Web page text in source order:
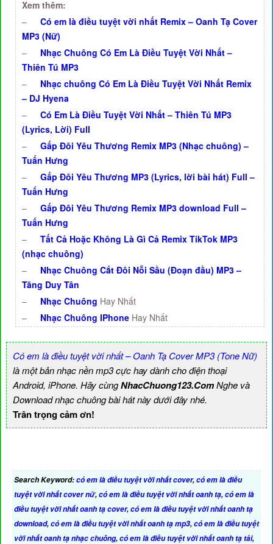
Xem thêm:
–
Có em là điều tuyệt vời nhất Remix – Oanh Tạ Cover
MP3 (Nữ)
–
Nhạc Chuông Có Em Là Điều Tuyệt Vời Nhất –
Thiên Tú MP3
–
Nhạc chuông Có Em Là Điều Tuyệt Vời Nhất Remix
– DJ Hyena
–
Có Em Là Điều Tuyệt Vời Nhất – Thiên Tú MP3
(Lyrics, Lời) Full
–
Gấp Đôi Yêu Thương Remix MP3 (Nhạc chuông) –
Tuấn Hưng
–
Gấp Đôi Yêu Thương MP3 (Lyrics, lời bài hát) Full –
Tuấn Hưng
–
Gấp Đôi Yêu Thương Remix MP3 download Full –
Tuấn Hưng
–
Tất Cả Hoặc Không Là Gì Cả Remix TikTok MP3
(nhạc chuông)
–
Nhạc Chuông Cắt Đôi Nỗi Sầu (Đoạn đầu) MP3 –
Tăng Duy Tân
–
Nhạc Chuông Hay Nhất
–
Nhạc Chuông IPhone Hay Nhất
Có em là điều tuyệt vời nhất – Oanh Tạ Cover MP3 (Tone Nữ)
là một bản nhạc nền mp3 cực hay dành cho điện thoại
Android, iPhone. Hãy cùngNhacChuong123.ComNghe và
Download nhạc chuông bài hát này dưới đây nhé.
Trân trọng cảm ơn!
Search Keyword:có em là điều tuyệt vời nhất cover,có em là điều
tuyệt vời nhất cover nữ,có em là điều tuyệt vời nhất oanh tạ,có em là
điều tuyệt vời nhất oanh tạ cover,có em là điều tuyệt vời nhất oanh tạ
download,có em là điều tuyệt vời nhất oanh tạ mp3,có em là điều tuyệt
vời nhất oanh tạ nhạc chuông,có em là điều tuyệt vời nhất oanh tạ tải,